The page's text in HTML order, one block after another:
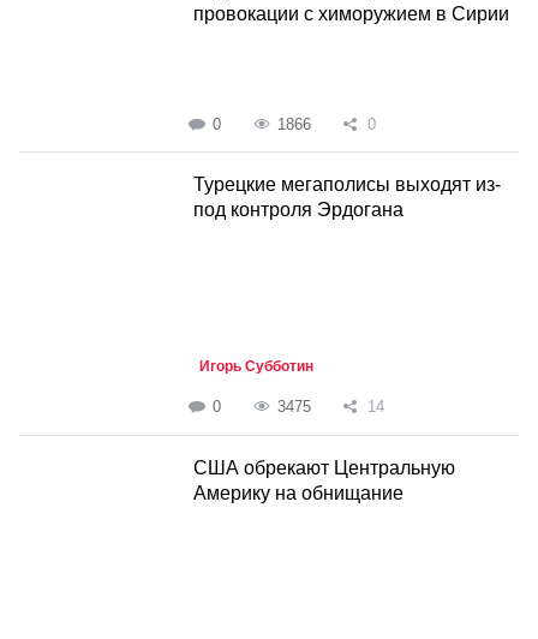
провокации с химоружием в Сирии
0 1866 0
Турецкие мегаполисы выходят из-
под контроля Эрдогана
Игорь Субботин
0 3475 14
США обрекают Центральную
Америку на обнищание